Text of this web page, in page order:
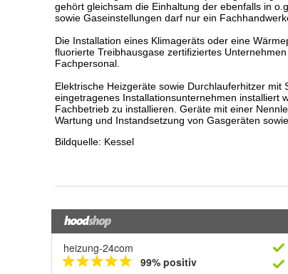
heizung-24com
99% positiv